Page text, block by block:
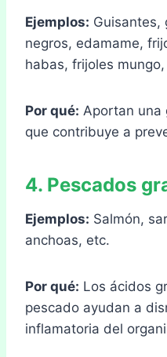
Ejemplos: Guisantes,
negros, edamame,
habas, frijoles
Por qué: Aportan una
que contribuye a
4. Pescados
Ejemplos: Salmón,
anchoas, etc.
Por qué: Los ácidos
pescado ayudan a
inflamatoria del